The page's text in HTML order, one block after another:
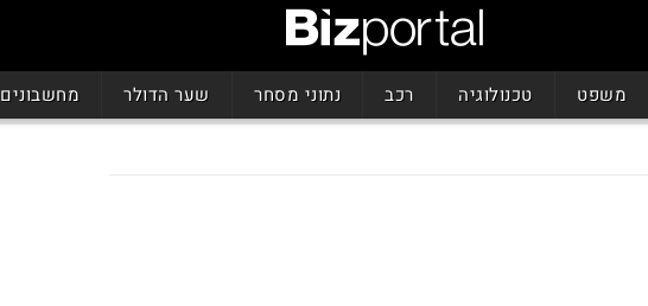
משפט טכנולוגיה רכב נתוני מסחר שער הדולר מחשבונים